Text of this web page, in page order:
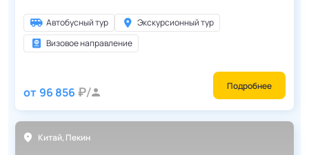
Автобусный тур
Экскурсионный тур
Визовое направление
от 96 856 Подробнее
Китай, Пекин